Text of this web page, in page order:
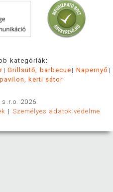
kategóriák:
Grillsütő, barbecue
Napernyő
kerti sátor
2026.
Személyes adatok védelme